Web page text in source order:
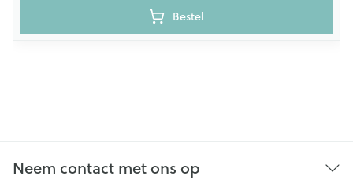
Bestel
Neem contact met ons op